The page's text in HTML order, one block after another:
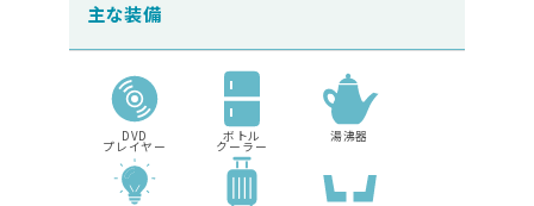
主な装備
DVD
プレイヤー
ボトル
クーラー
湯沸器